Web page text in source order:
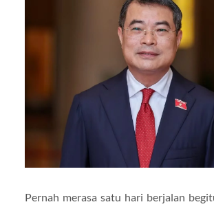
Pernah merasa satu hari berjalan